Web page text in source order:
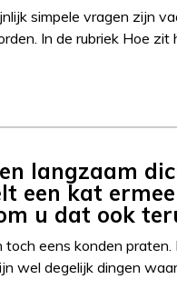
simpele vragen zijn
In de rubriek Hoe zit
langzaam
een kat
u dat ook
toch eens konden
wel degelijk dingen